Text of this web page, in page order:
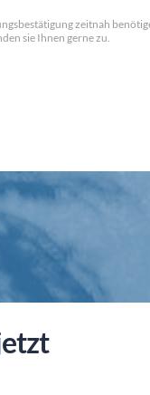
zeitnah
sie Ihnen gerne zu.